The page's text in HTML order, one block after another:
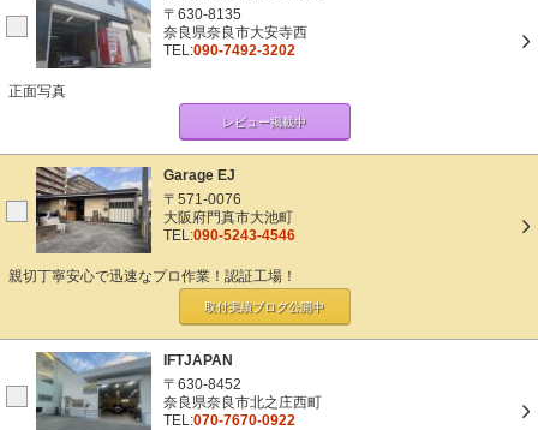
〒630-8135
奈良県奈良市大安寺西
TEL:090-7492-3202
正面写真
レビュー掲載中
Garage EJ
〒571-0076
大阪府門真市大池町
TEL:090-5243-4546
親切丁寧安心で迅速なプロ作業！認証工場！
取付実績ブログ公開中
IFTJAPAN
〒630-8452
奈良県奈良市北之庄西町
TEL:070-7670-0922